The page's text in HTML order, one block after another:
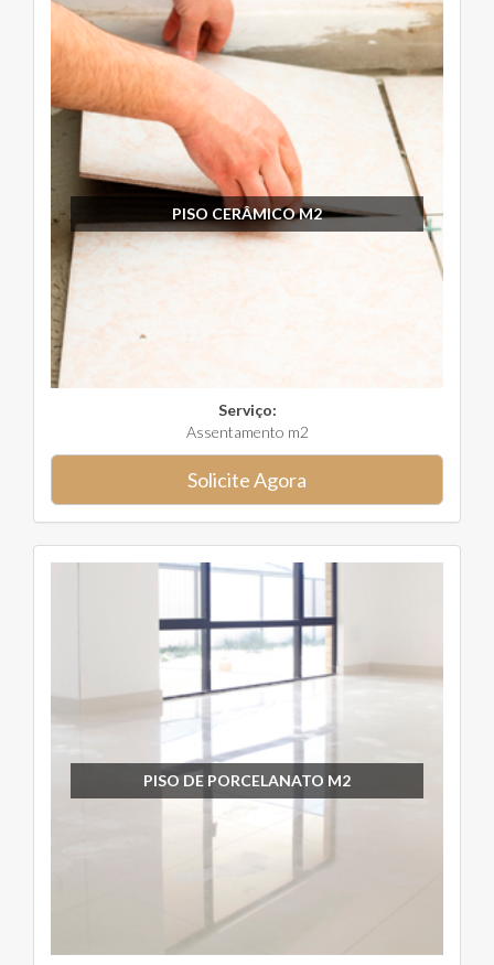
PISO CERÂMICO M2
Serviço:
Assentamento m2
Solicite Agora
PISO DE PORCELANATO M2